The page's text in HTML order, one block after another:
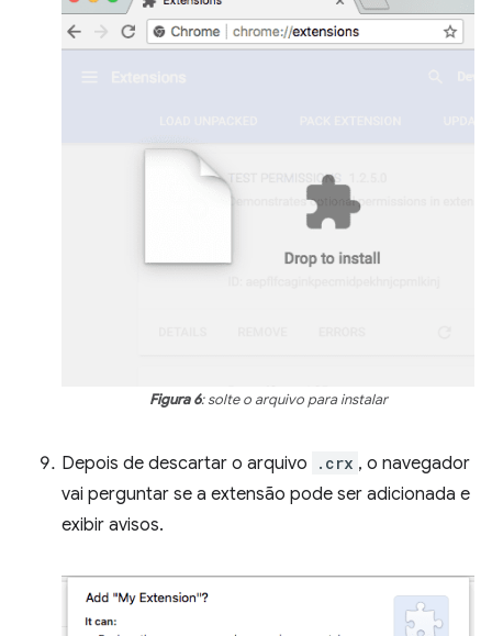
Figura 6: solte o arquivo para instalar
Depois de descartar o arquivo .crx , o navegador
vai perguntar se a extensão pode ser adicionada e
exibir avisos.